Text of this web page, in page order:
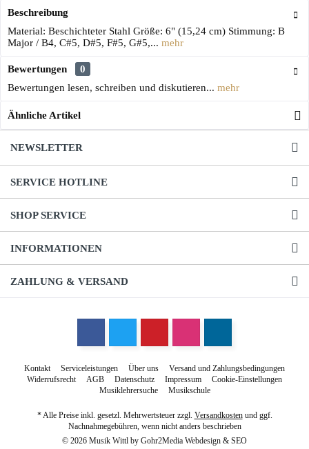
Beschreibung
Material: Beschichteter Stahl Größe: 6" (15,24 cm) Stimmung: B
Major / B4, C#5, D#5, F#5, G#5,... mehr
Bewertungen
0
Bewertungen lesen, schreiben und diskutieren... mehr
Ähnliche Artikel
NEWSLETTER
SERVICE HOTLINE
SHOP SERVICE
INFORMATIONEN
ZAHLUNG & VERSAND
Kontakt Serviceleistungen Über uns
Versand und Zahlungsbedingungen
Widerrufsrecht
AGB Datenschutz Impressum
Cookie-Einstellungen
Musiklehrersuche
Musikschule
* Alle Preise inkl. gesetzl. Mehrwertsteuer zzgl. Versandkostenund ggf.
Nachnahmegebühren, wenn nicht anders beschrieben
© 2026 Musik Wittl by Gohr2Media Webdesign & SEO